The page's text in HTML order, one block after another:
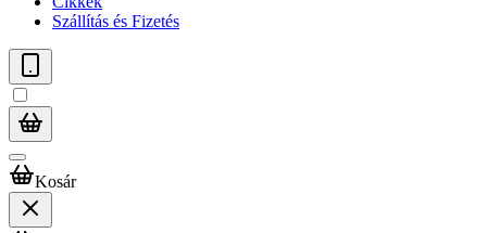
Szállítás és Fizetés
Kosár